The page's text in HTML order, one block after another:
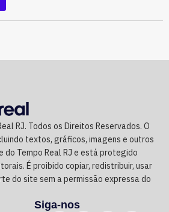
registrar faturamento superior a
2025, a empresa sofreu uma
manteve elevados custos
perspectiva de geração de
as atividades ou quitar
estadual, a recuperação
sua função de permitir a
RJ. Todos os Direitos Reservados. O
textos, gráficos, imagens e outros
do Tempo Real RJ e está protegido
É proibido copiar, redistribuir, usar
do site sem a permissão expressa do
Siga-nos